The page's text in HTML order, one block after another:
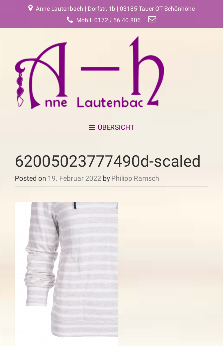
Anne Lautenbach | Dorfstr. 1b | 03185 Tauer OT Schönhöhe
Mobil: 0172 / 56 40 806
ÜBERSICHT
62005023777490d-scaled
Posted on 19. Februar 2022 by Philipp Ramsch